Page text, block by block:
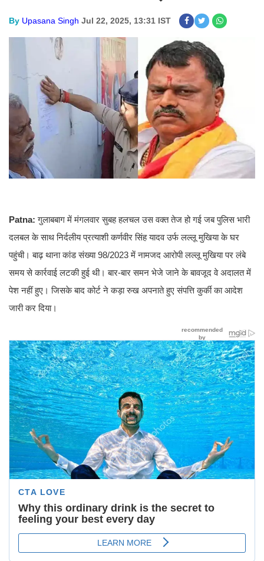
By Upasana Singh Jul 22, 2025, 13:31 IST
Patna:गुलाबबाग में मंगलवार सुबह हलचल उस वक्त तेज हो गई जब पुलिस भारी
दलबल के साथ निर्दलीय प्रत्याशी कर्णवीर सिंह यादव उर्फ लल्लू मुखिया के घर
पहुंची। बाढ़ थाना कांड संख्या 98/2023 में नामजद आरोपी लल्लू मुखिया पर लंबे
समय से कार्रवाई लटकी हुई थी। बार-बार समन भेजे जाने के बावजूद वे अदालत में
पेश नहीं हुए। जिसके बाद कोर्ट ने कड़ा रुख अपनाते हुए संपत्ति कुर्की का आदेश
जारी कर दिया।